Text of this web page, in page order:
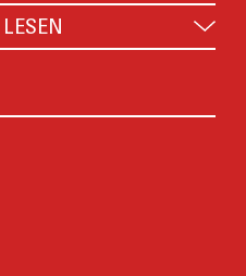
viaggio attraverso